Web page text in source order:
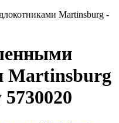
Martinsburg -
Martinsburg